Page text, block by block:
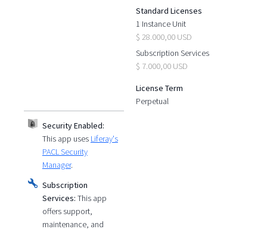
Standard Licenses
1 Instance Unit
$ 28.000,00 USD
Subscription Services
$ 7.000,00 USD
License Term
Perpetual
Security Enabled:
This app uses Liferay's
PACL Security
Manager.
Subscription
Services: This app
offers support,
maintenance, and